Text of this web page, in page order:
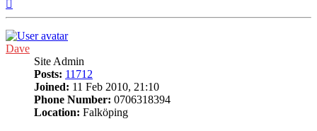
Dave
Site Admin
Posts: 11712
Joined: 11 Feb 2010, 21:10
Phone Number: 0706318394
Location: Falköping